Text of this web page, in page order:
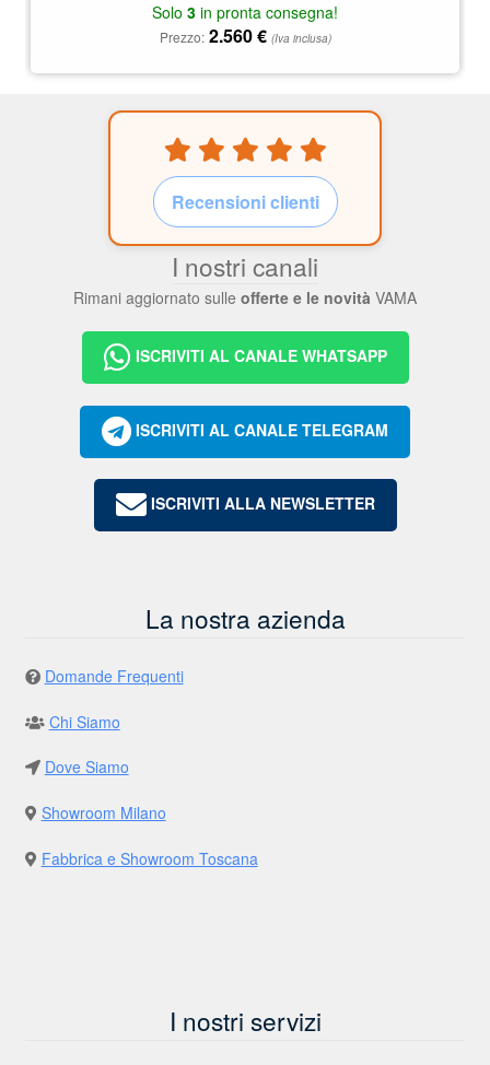
Solo 3 in pronta consegna!
Prezzo: 2.560€ (Iva inclusa)
Recensioni clienti
I nostri canali
Rimani aggiornato sulle offerte e le novità VAMA
ISCRIVITI AL CANALE WHATSAPP
ISCRIVITI AL CANALE TELEGRAM
ISCRIVITI ALLA NEWSLETTER
La nostra azienda
Domande Frequenti
Chi Siamo
Dove Siamo
Showroom Milano
Fabbrica e Showroom Toscana
I nostri servizi